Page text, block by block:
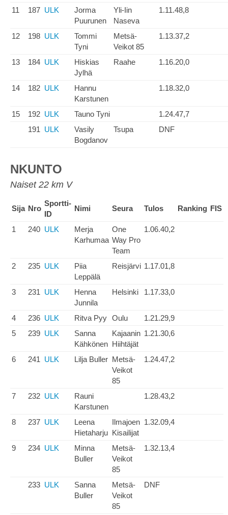
11 187 ULK
Jorma
Puurunen
Yli-Iin
Naseva
1.11.48,8
12 198 ULK
Tommi
Tyni
Metsä-
Veikot 85
1.13.37,2
13 184 ULK
Hiskias
Jylhä
Raahe 1.16.20,0
14 182 ULK
Hannu
Karstunen
1.18.32,0
15 192 ULK Tauno Tyni
1.24.47,7
191 ULK
Vasily
Bogdanov
Tsupa DNF
NKUNTO
Naiset 22 km V
Sija Nro
Sportti-
ID
Nimi Seura Tulos Ranking FIS
1 240 ULK
Merja
Karhumaa
One
Way Pro
Team
1.06.40,2
2 235 ULK
Piia
Leppälä
Reisjärvi 1.17.01,8
3 231 ULK
Henna
Junnila
Helsinki 1.17.33,0
4 236 ULK Ritva Pyy Oulu
1.21.29,9
5
239 ULK
Sanna
Kähkönen
Kajaanin
Hiihtäjät
1.21.30,6
6 241 ULK Lilja Buller Metsä-
Veikot
85
1.24.47,2
7 232 ULK
Rauni
Karstunen
1.28.43,2
8 237 ULK
Leena
Hietaharju
Ilmajoen
Kisailijat
1.32.09,4
9 234 ULK
Minna
Buller
Metsä-
Veikot
85
1.32.13,4
233 ULK
Sanna
Buller
Metsä-
Veikot
85
DNF